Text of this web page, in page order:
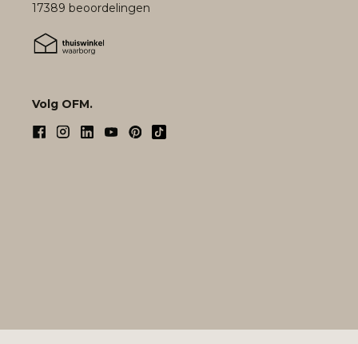
17389 beoordelingen
Volg OFM.